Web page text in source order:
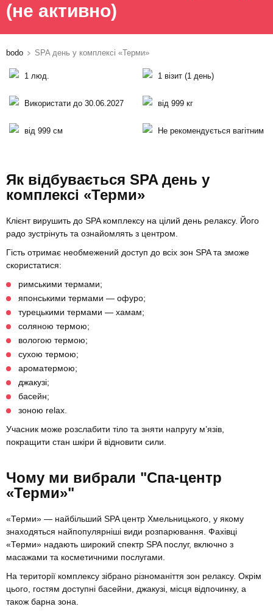
(не активно)
bodo SPA день у комплексі «Терми»
1 люд. 1 візит (1 день)
Використати до 30.06.2027 від 999 кг
від 999 см Не рекомендується вагітним
Як відбувається SPA день у
комплексі «Терми»
Клієнт вирушить до SPA комплексу на цілий день релаксу. Його
радо зустрінуть та ознайомлять з центром.
Гість отримає необмежений доступ до всіх зон SPA та зможе
скористатися:
римськими термами;
японськими термами — офуро;
турецькими термами — хамам;
соляною термою;
вологою термою;
сухою термою;
ароматермою;
джакузі;
басейн;
зоною relax.
Учасник може розслабити тіло та зняти напругу м’язів,
покращити стан шкіри й відновити сили.
Чому ми вибрали "Спа-центр
«Терми»"
«Терми» — найбільший SPA центр Хмельницького, у якому
знаходяться найпопулярніші види розпарювання. Фахівці
«Терми» надають широкий спектр SPA послуг, включно з
масажами та косметичними послугами.
На території комплексу зібрано різноманіття зон релаксу. Окрім
цього, гостям доступні басейни, джакузі, місця відпочинку, а
також барна зона.